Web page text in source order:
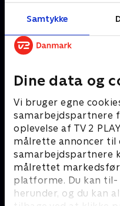
Samtykke
Dine data og
Vi bruger egne
samarbejdspartnere
oplevelse af TV 2
målrette annoncer til
samarbejdspartnere
målrettet
platforme. Du kan
herunder, og du kan
20. september 2022 • 40 min
Andre så også
The Hunting Party
Krimi & Spænding • 2